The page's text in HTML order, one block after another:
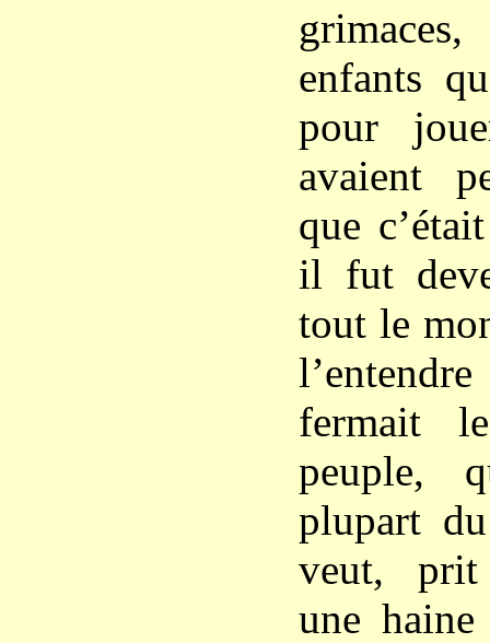
enfants
pour
avaient
que
il fut
tout le
fermait
peuple,
plupart
veut,
une